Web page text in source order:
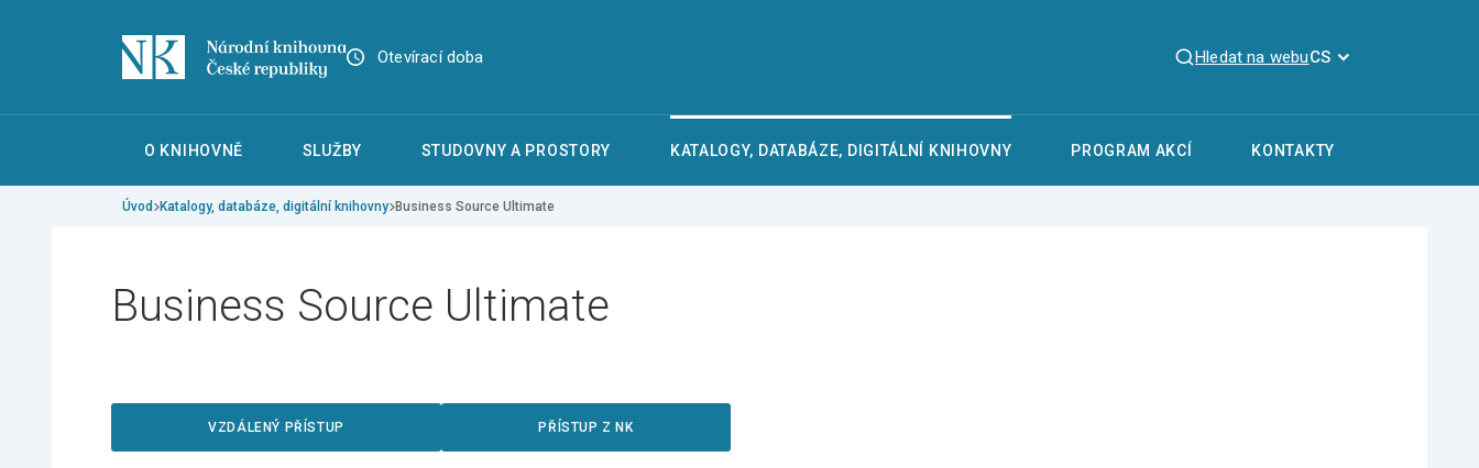
Otevírací doba Hledat na webuCS
O KNIHOVNĚ SLUŽBY STUDOVNY A PROSTORY KATALOGY, DATABÁZE, DIGITÁLNÍ KNIHOVNY PROGRAM AKCÍ KONTAKTY
Úvod Katalogy, databáze, digitální knihovny Business Source Ultimate
Business Source Ultimate
VZDÁLENÝ PŘÍSTUP PŘÍSTUP Z NK